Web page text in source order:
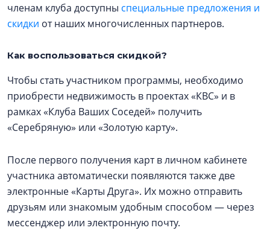
членам клуба доступны специальные предложения и
скидки от наших многочисленных партнеров.
Как воспользоваться скидкой?
Чтобы стать участником программы, необходимо
приобрести недвижимость в проектах «КВС» и в
рамках «Клуба Ваших Соседей» получить
«Серебряную» или «Золотую карту».
После первого получения карт в личном кабинете
участника автоматически появляются также две
электронные «Карты Друга». Их можно отправить
друзьям или знакомым удобным способом — через
мессенджер или электронную почту.